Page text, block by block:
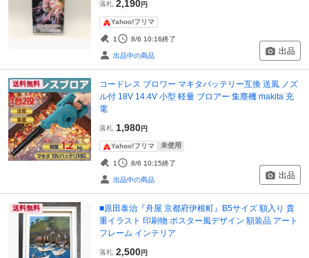
落札 2,190円
Yahoo!フリマ
1 8/6 10:16終了
出品中の商品 出品
送料無料
コードレス ブロワー マキタバッテリー互換 送風 ノズ
ル付 18V 14.4V 小型 軽量 ブロアー 集塵機 makita 充
電
落札 1,980円
Yahoo!フリマ 未使用
1 8/6 10:15終了
出品中の商品 出品
送料無料
■原田泰治『舟屋 京都府伊根町』B5サイズ 額入り 貴
重イラスト 印刷物 ポスター風デザイン 額装品 アート
フレーム インテリア
落札 2,500円